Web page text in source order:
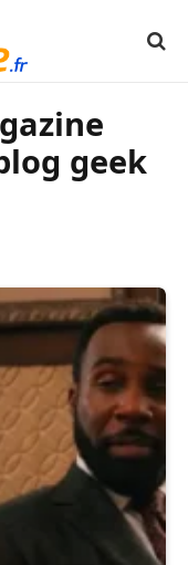
geek